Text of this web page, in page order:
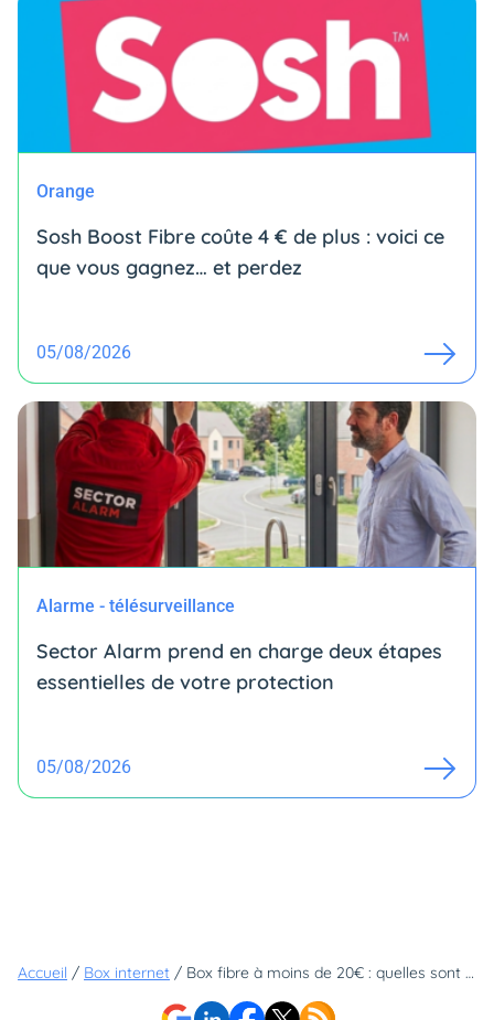
Orange
Sosh Boost Fibre coûte 4 € de plus : voici ce
que vous gagnez… et perdez
05/08/2026
Alarme - télésurveillance
Sector Alarm prend en charge deux étapes
essentielles de votre protection
05/08/2026
Accueil / Box internet / Box fibre à moins de 20€ : quelles sont les concessions à faire pour avoir une connexion à Internet au meilleur prix ?